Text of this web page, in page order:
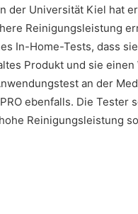
der Universität Kiel hat
Reinigungsleistung
In-Home-Tests, dass
Produkt und sie einen
an der
ebenfalls. Die Tester
Reinigungsleistung